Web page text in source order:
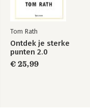
Tom Rath
Ontdek je sterke
punten 2.0
€ 25,99